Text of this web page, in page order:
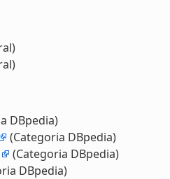
DBpedia)
(Categoria DBpedia)
(Categoria DBpedia)
DBpedia)